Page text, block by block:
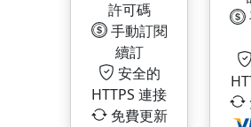
許可碼
手動訂閱
續訂
安全的
HTTPS 連接
免費更新